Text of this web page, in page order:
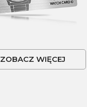
ZOBACZ WIĘCEJ